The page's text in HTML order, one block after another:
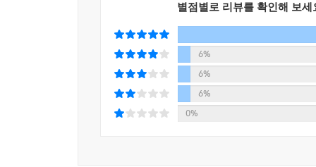
별점별로 리뷰를 확인해 보세
6%
6%
6%
0%